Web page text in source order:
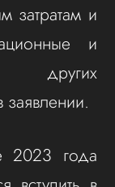
затратам и
и
других
заявлении.
2023 года